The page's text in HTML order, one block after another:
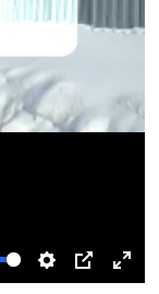
Settings
PIP
Enter